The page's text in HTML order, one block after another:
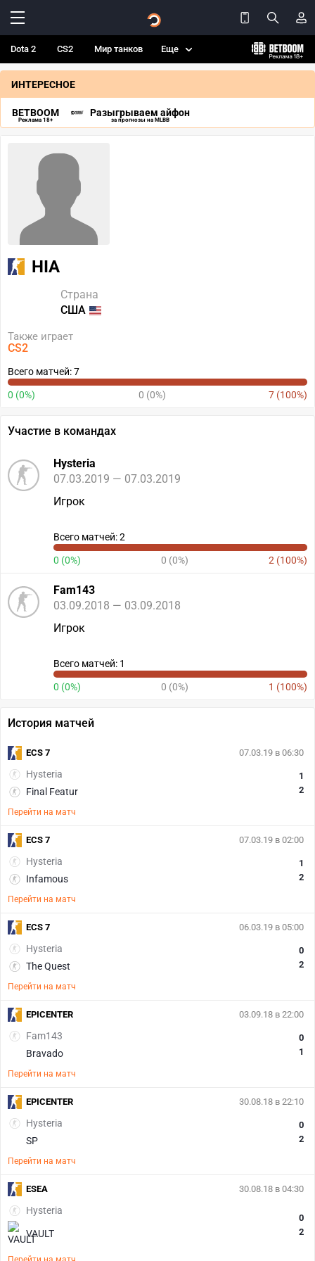
Dota 2 CS2 Мир танков Еще
ИНТЕРЕСНОЕ
BETBOOM
Реклама 18+
Разыгрываем айфон
за прогнозы на MLBB
HIA
Страна
США
Также играет
CS2
Всего матчей: 7
0 (0%) 0 (0%) 7 (100%)
Участие в командах
Hysteria
07.03.2019 — 07.03.2019
Игрок
Всего матчей: 2
0 (0%) 0 (0%) 2 (100%)
Fam143
03.09.2018 — 03.09.2018
Игрок
Всего матчей: 1
0 (0%) 0 (0%) 1 (100%)
История матчей
07.03.19 в 06:30
Hysteria
Final Featur
1
2
Перейти на матч
ECS 7
07.03.19 в 02:00
Hysteria
Infamous
1
2
Перейти на матч
ECS 7
06.03.19 в 05:00
Hysteria
The Quest
0
2
Перейти на матч
ECS 7
03.09.18 в 22:00
Fam143
Bravado
0
1
Перейти на матч
EPICENTER
30.08.18 в 22:10
Hysteria
SP
0
2
Перейти на матч
EPICENTER
30.08.18 в 04:30
Hysteria
VAULT
0
2
ESEA